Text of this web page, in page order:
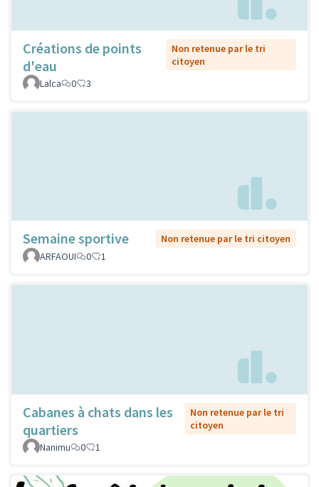
Créations de points
d'eau
Non retenue par le tri
citoyen
Lalca
0 3
Semaine sportive
Non retenue par le tri citoyen
ARFAOUI
0 1
Cabanes à chats dans les
quartiers
Non retenue par le tri
citoyen
Nanimu
0 1